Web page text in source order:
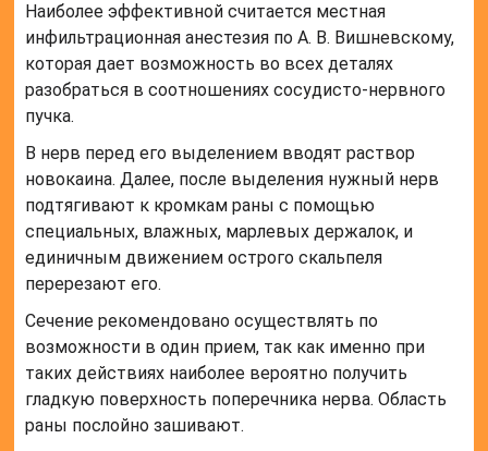
Наиболее эффективной считается местная
инфильтрационная анестезия по А. В. Вишневскому,
которая дает возможность во всех деталях
разобраться в соотношениях сосудисто-нервного
пучка.
В нерв перед его выделением вводят раствор
новокаина. Далее, после выделения нужный нерв
подтягивают к кромкам раны с помощью
специальных, влажных, марлевых держалок, и
единичным движением острого скальпеля
перерезают его.
Сечение рекомендовано осуществлять по
возможности в один прием, так как именно при
таких действиях наиболее вероятно получить
гладкую поверхность поперечника нерва. Область
раны послойно зашивают.